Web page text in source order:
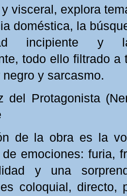
visceral, explora
doméstica, la
incipiente y
todo ello filtrado a
negro y sarcasmo.
del Protagonista
de la obra es la
emociones: furia,
y una
coloquial, directo,